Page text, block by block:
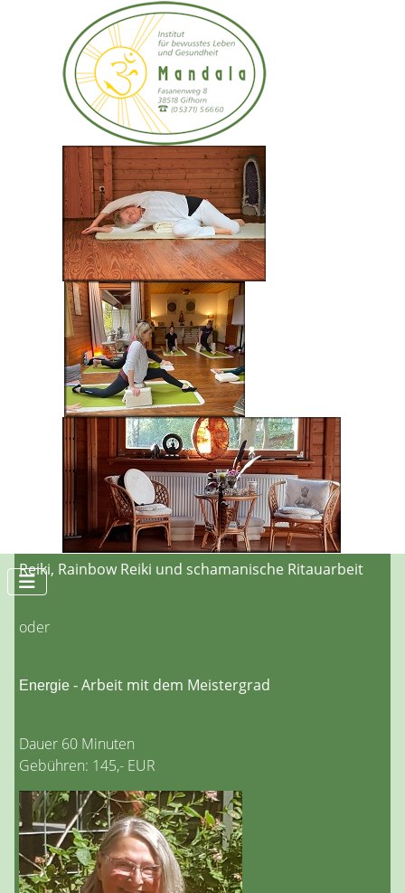
Einzelanwendungen:
Entspannungssitzung mit Reiki
Reikisitzungen zur Revitalisierung
Energiearbeit mit Reiki mit dem ersten oder zweiten
Reiki Grad
Dauer: 60 – 70 Minuten
Gebühren: 95,00 EUR
Einzelanwendungen:
Reiki, Rainbow Reiki und schamanische Ritauarbeit
oder
Energie - Arbeit mit dem Meistergrad
Dauer 60 Minuten
Gebühren: 145,- EUR